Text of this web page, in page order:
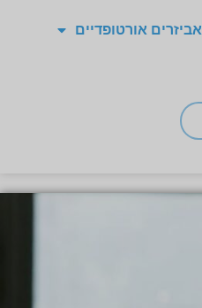
אביזרים אורטופדיים